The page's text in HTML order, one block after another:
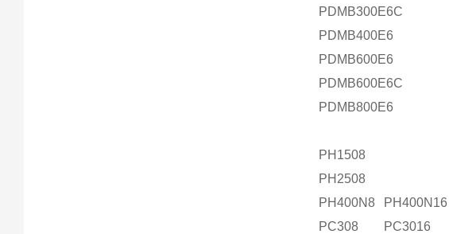
PDMB300E6C
PDMB400E6
PDMB600E6
PDMB600E6C
PDMB800E6
PH1508
PH2508
PH400N8
PH400N16
PC308
PC3016